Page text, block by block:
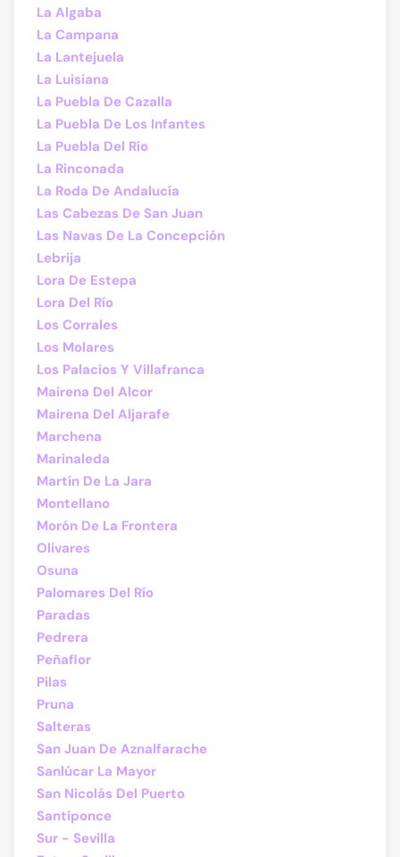
La Algaba
La Campana
La Lantejuela
La Luisiana
La Puebla De Cazalla
La Puebla De Los Infantes
La Puebla Del Río
La Rinconada
La Roda De Andalucía
Las Cabezas De San Juan
Las Navas De La Concepción
Lebrija
Lora De Estepa
Lora Del Río
Los Corrales
Los Molares
Los Palacios Y Villafranca
Mairena Del Alcor
Mairena Del Aljarafe
Marchena
Marinaleda
Martín De La Jara
Montellano
Morón De La Frontera
Olivares
Osuna
Palomares Del Río
Paradas
Pedrera
Peñaflor
Pilas
Pruna
Salteras
San Juan De Aznalfarache
Sanlúcar La Mayor
San Nicolás Del Puerto
Santiponce
Sur - Sevilla